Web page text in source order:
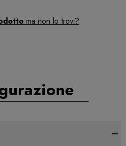
ma non lo trovi?
-